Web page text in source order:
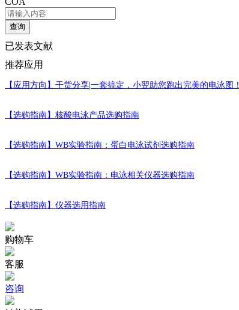
查询
已发表文献
推荐应用
【应用方向】 干货分享|一套搞定，小翌助您跑出完美的电泳图！
【选购指南】 核酸电泳产品选购指南
【选购指南】 WB实验指南：蛋白电泳试剂选购指南
【选购指南】 WB实验指南：电泳相关仪器选购指南
【选购指南】 仪器选用指南
购物车
客服
咨询